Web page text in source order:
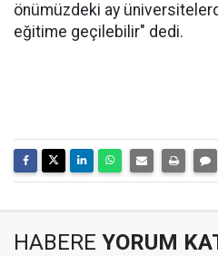
önümüzdeki ay
eğitime geçilebilir" dedi.
HABERE YORUM